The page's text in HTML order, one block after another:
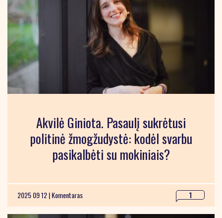
Akvilė Giniota. Pasaulį sukrėtusi
politinė žmogžudystė: kodėl svarbu
pasikalbėti su mokiniais?
2025 09 12 |Komentaras 1